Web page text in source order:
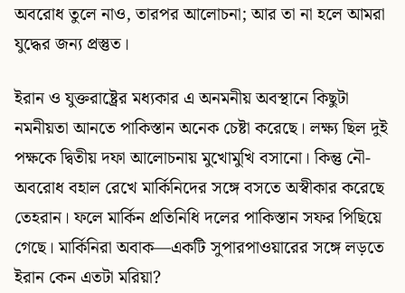
অবরোধ তুলে নাও, তারপর আলোচনা; আর তা না হলে আমরা
যুদ্ধের জন্য প্রস্তুত।
ইরান ও যুক্তরাষ্ট্রের মধ্যকার এ অনমনীয় অবস্থানে কিছুটা
নমনীয়তা আনতে পাকিস্তান অনেক চেষ্টা করেছে। লক্ষ্য ছিল দুই
পক্ষকে দ্বিতীয় দফা আলোচনায় মুখোমুখি বসানো। কিন্তু নৌ-
অবরোধ বহাল রেখে মার্কিনিদের সঙ্গে বসতে অস্বীকার করেছে
তেহরান। ফলে মার্কিন প্রতিনিধি দলের পাকিস্তান সফর পিছিয়ে
গেছে। মার্কিনিরা অবাক—একটি সুপারপাওয়ারের সঙ্গে লড়তে
ইরান কেন এতটা মরিয়া?